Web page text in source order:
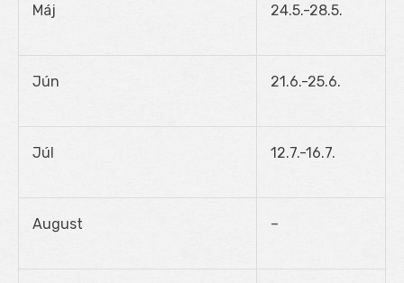
Máj 24.5.-28.5.
Jún 21.6.-25.6.
Júl 12.7.-16.7.
August –